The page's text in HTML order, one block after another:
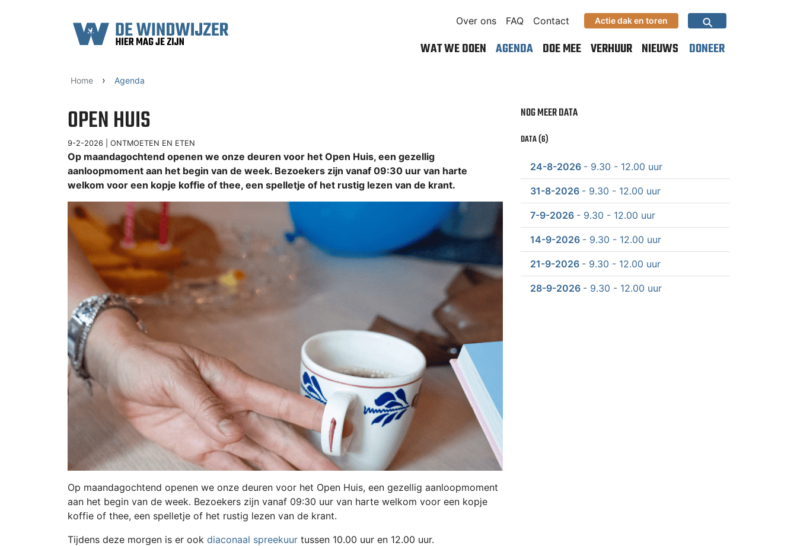
Over ons
FAQ Contact Actie dak en toren ⚲
WAT WE DOEN AGENDA DOE MEE VERHUUR NIEUWS DONEER
Home › Agenda
OPEN HUIS
9-2-2026 | ONTMOETEN EN ETEN
Op maandagochtend openen we onze deuren voor het Open Huis, een gezellig
aanloopmoment aan het begin van de week. Bezoekers zijn vanaf 09:30 uur van harte
welkom voor een kopje koffie of thee, een spelletje of het rustig lezen van de krant.
Op maandagochtend openen we onze deuren voor het Open Huis, een gezellig aanloopmoment
aan het begin van de week. Bezoekers zijn vanaf 09:30 uur van harte welkom voor een kopje
koffie of thee, een spelletje of het rustig lezen van de krant.
Tijdens deze morgen is er ook diaconaal spreekuur tussen 10.00 uur en 12.00 uur.
NOG MEER DATA
DATA (6)
24-8-2026 - 9.30 - 12.00 uur
31-8-2026 - 9.30 - 12.00 uur
7-9-2026 - 9.30 - 12.00 uur
14-9-2026 - 9.30 - 12.00 uur
21-9-2026 - 9.30 - 12.00 uur
28-9-2026 - 9.30 - 12.00 uur